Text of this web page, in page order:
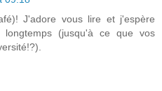
J'adore vous lire et j'espère
(jusqu'à ce que vos